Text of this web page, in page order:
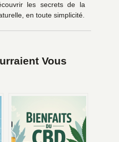
les secrets de la
en toute simplicité.
Vous